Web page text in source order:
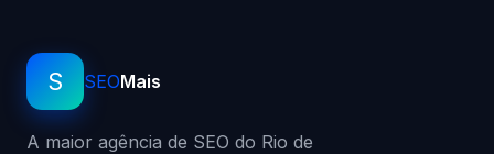
S SEOMais
A maior agência de SEO do Rio de